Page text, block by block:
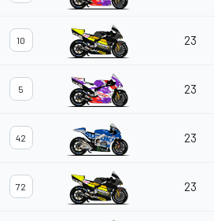
10 23
5 23
42 23
72 23